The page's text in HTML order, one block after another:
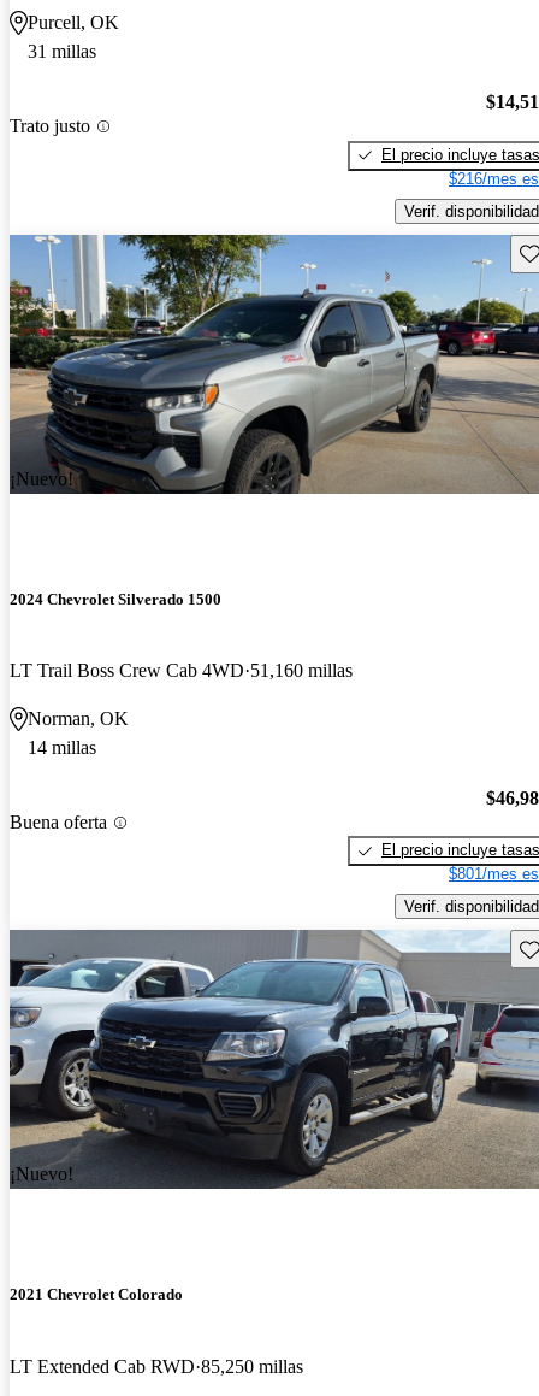
Purcell, OK
31 millas
Trato justo
El precio incluye tasas
$216/mes
Verif. disponibilidad
¡Nuevo!
2024 Chevrolet Silverado 1500
LT Trail Boss Crew Cab 4WD 51,160 millas
Norman, OK
14 millas
Buena oferta
El precio incluye tasas
$801/mes
Verif. disponibilidad
¡Nuevo!
2021 Chevrolet Colorado
LT Extended Cab RWD 85,250 millas